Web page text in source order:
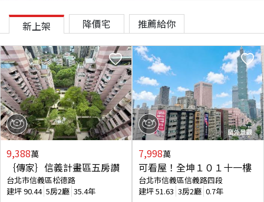
新上架 降價宅 推薦給你
9,388萬
｛傳家｝信義計畫區五房讚
台北市信義區松德路
建坪90.44 5房2廳 35.4年
7,998萬
可看屋！全坤１０１十一樓
台北市信義區信義路四段
建坪51.63 3房2廳 0.7年